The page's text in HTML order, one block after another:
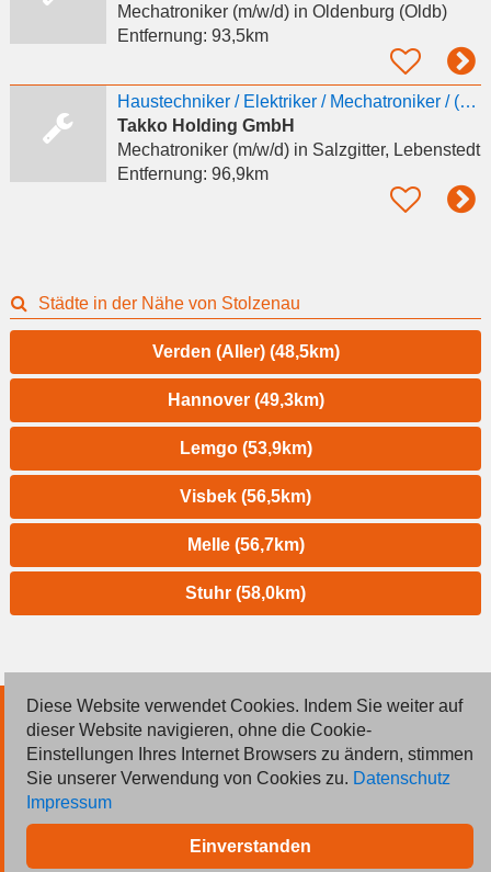
Mechatroniker (m/w/d)in Oldenburg (Oldb)
Entfernung: 93,5km
Haustechniker / Elektriker / Mechatroniker / (m/w/d) - Heerter Str. 41,Salzgitter
Takko Holding GmbH
Mechatroniker (m/w/d)in Salzgitter, Lebenstedt
Entfernung: 96,9km
Städte in der Nähe von Stolzenau
Verden (Aller) (48,5km)
Hannover (49,3km)
Lemgo (53,9km)
Visbek (56,5km)
Melle (56,7km)
Stuhr (58,0km)
© 2026 Deutsche Jobmarkt GmbH
Inserieren
Kontakt
Diese Website verwendet Cookies. Indem Sie weiter auf
dieser Website navigieren, ohne die Cookie-
Einstellungen Ihres Internet Browsers zu ändern, stimmen
Sie unserer Verwendung von Cookies zu. Datenschutz
Impressum
Einverstanden